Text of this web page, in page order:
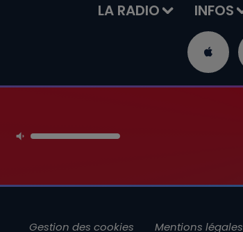
LA RADIO INFOS
Gestion des cookies Mentions légales